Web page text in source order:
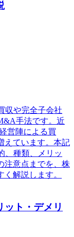
収や完全子会社
手法です。近
営陣による買
えています。本記
、種類、メリッ
注意点までを、株
解説します。
ット・デメリ